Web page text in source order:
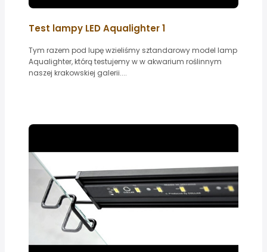
Test lampy LED Aqualighter 1
Tym razem pod lupę wzieliśmy sztandarowy model lamp
Aqualighter, którą testujemy w w akwarium roślinnym
naszej krakowskiej galerii....